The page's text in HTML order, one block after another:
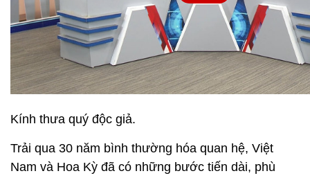
Kính thưa quý độc giả.
Trải qua 30 năm bình thường hóa quan hệ, Việt
Nam và Hoa Kỳ đã có những bước tiến dài, phù